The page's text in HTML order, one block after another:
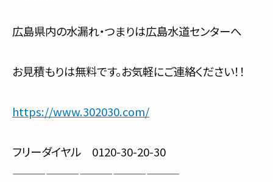
広島県内の水漏れ・つまりは広島水道センターへ
お見積もりは無料です。お気軽にご連絡ください！！
https://www.302030.com/
フリーダイヤル 0120-30-20-30
———————————————